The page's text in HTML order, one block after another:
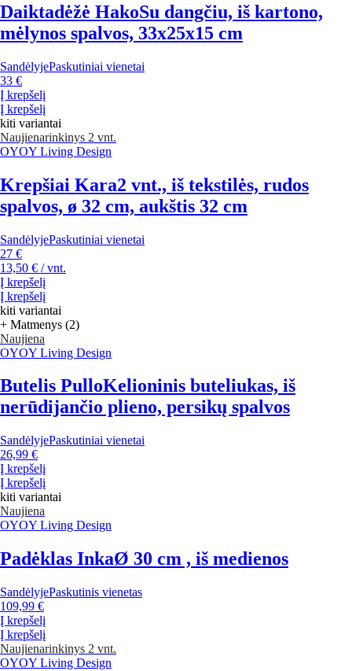
Daiktadėžė HakoSu dangčiu, iš kartono,
mėlynos spalvos, 33x25x15 cm
SandėlyjePaskutiniai vienetai
33 €
Į krepšelį
Į krepšelį
kiti variantai
Naujienarinkinys 2 vnt.
OYOY Living Design
Krepšiai Kara2 vnt., iš tekstilės, rudos
spalvos, ø 32 cm, aukštis 32 cm
SandėlyjePaskutiniai vienetai
27 €
13,50 € / vnt.
Į krepšelį
Į krepšelį
kiti variantai
+ Matmenys (2)
Naujiena
OYOY Living Design
Butelis PulloKelioninis buteliukas, iš
nerūdijančio plieno, persikų spalvos
SandėlyjePaskutiniai vienetai
26,99 €
Į krepšelį
Į krepšelį
kiti variantai
Naujiena
OYOY Living Design
Padėklas InkaØ 30 cm , iš medienos
SandėlyjePaskutinis vienetas
109,99 €
Į krepšelį
Į krepšelį
Naujienarinkinys 2 vnt.
OYOY Living Design